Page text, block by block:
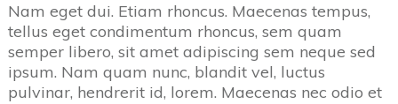
Nam eget dui. Etiam rhoncus. Maecenas tempus,
tellus eget condimentum rhoncus, sem quam
semper libero, sit amet adipiscing sem neque sed
ipsum. Nam quam nunc, blandit vel, luctus
pulvinar, hendrerit id, lorem. Maecenas nec odio et